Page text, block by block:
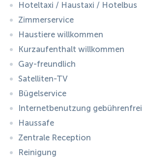
Hoteltaxi / Haustaxi / Hotelbus
Zimmerservice
Haustiere willkommen
Kurzaufenthalt willkommen
Gay-freundlich
Satelliten-TV
Bügelservice
Internetbenutzung gebührenfrei
Haussafe
Zentrale Reception
Reinigung